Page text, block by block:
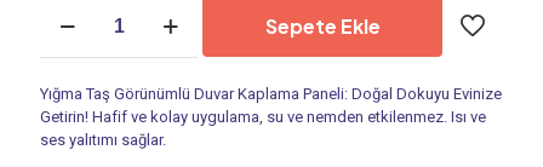
Paneli
Taş
PC
551
Sepete Ekle
Yığma Taş Görünümlü Duvar Kaplama Paneli: Doğal Dokuyu Evinize
Getirin! Hafif ve kolay uygulama, su ve nemden etkilenmez. Isı ve
ses yalıtımı sağlar.